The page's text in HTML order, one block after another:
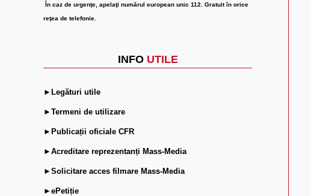
În caz de urgenţe, apelaţi numărul european unic 112. Gratuit în orice
reţea de telefonie.
INFO UTILE
►Legături utile
►Termeni de utilizare
►Publicații oficiale CFR
►Acreditare reprezentanți Mass-Media
►Solicitare acces filmare Mass-Media
►ePetiție